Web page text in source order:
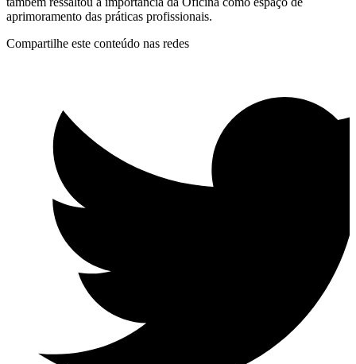
aprimoramento das práticas profissionais.
Compartilhe este conteúdo nas redes